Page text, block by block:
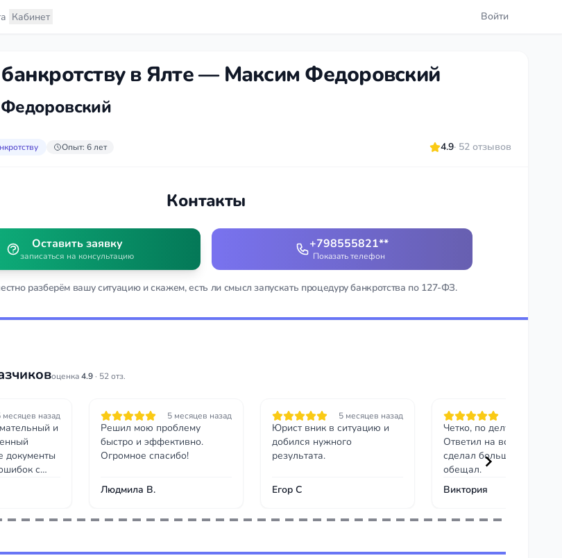
Кабинет Войти
в Ялте — Максим Федоровский
Опыт: 6 лет 4.9· 52 отзывов
Контакты
Оставить заявку
записаться на консультацию
+798555821**
Показать телефон
разберём вашу ситуацию и скажем, есть ли смысл запускать процедуру банкротства по 127-ФЗ.
оценка4.9 · 52 отз.
месяцев назад
и
документы
с
5 месяцев назад
Решил мою проблему
быстро и эффективно.
Огромное спасибо!
Людмила В.
5 месяцев назад
Юрист вник в ситуацию и
добился нужного
результата.
Егор С
Четко, по делу, без воды.
Ответил на все вопросы
сделал больше, чем
обещал.
Виктория